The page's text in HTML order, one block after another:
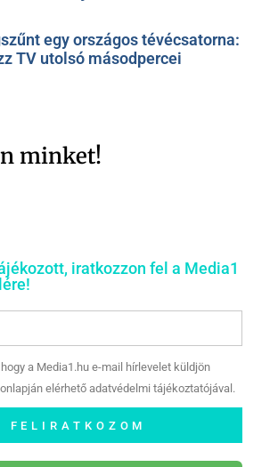
egy országos tévécsatorna:
TV utolsó másodpercei
minket!
iratkozzon fel a Media1
a Media1.hu e-mail hírlevelet küldjön
elérhető adatvédelmi tájékoztatójával.
FELIRATKOZOM